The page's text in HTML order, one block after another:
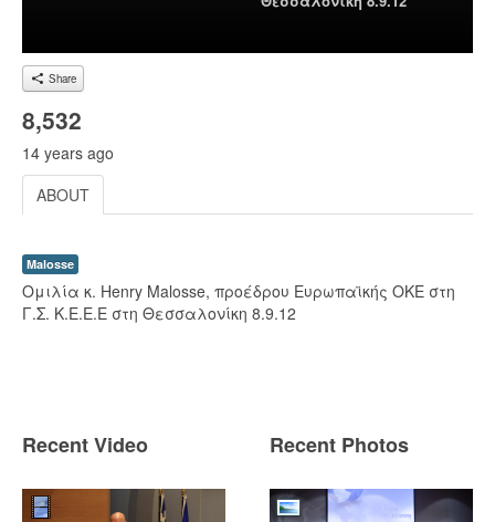
Share
8,532
14 years ago
ABOUT
Malosse
Ομιλία κ. Henry Malosse, προέδρου Ευρωπαϊκής ΟΚΕ στη
Γ.Σ. Κ.Ε.Ε.Ε στη Θεσσαλονίκη 8.9.12
Recent Video Recent Photos